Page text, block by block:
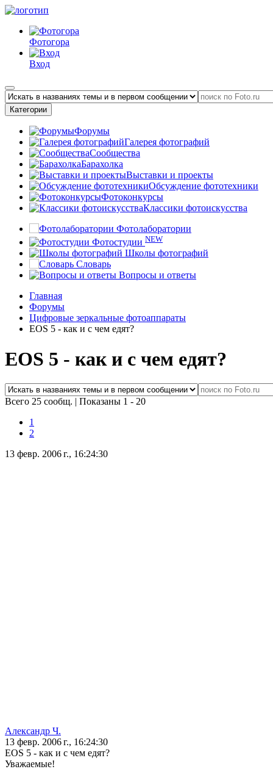
Фотогора
Вход
Категории
Форумы
Галерея фотографий
Сообщества
Барахолка
Выставки и проекты
Обсуждение фототехники
Фотоконкурсы
Классики фотоискусства
Фотолаборатории
Фотостудии NEW
Школы фотографий
Словарь
Вопросы и ответы
Главная
Форумы
Цифровые зеркальные фотоаппараты
EOS 5 - как и с чем едят?
EOS 5 - как и с чем едят?
Всего 25 сообщ. | Показаны 1 - 20
1
2
13 февр. 2006 г., 16:24:30
Александр Ч.
13 февр. 2006 г., 16:24:30
EOS 5 - как и с чем едят?
Уважаемые!